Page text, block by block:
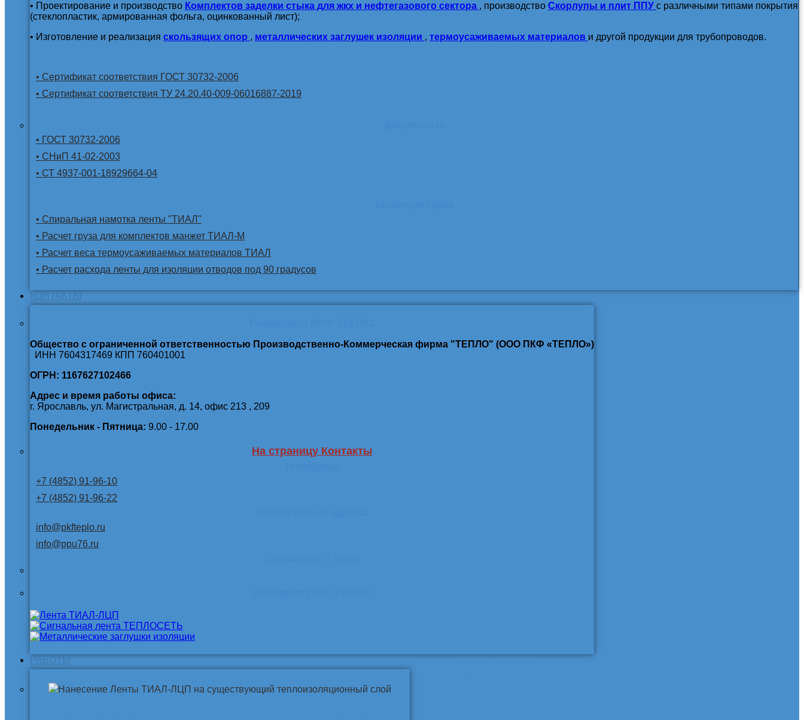
• Проектирование и производство Комплектов заделки стыка для жкх и нефтегазового сектора , производство Скорлупы и плит ППУ с различными типами покрытия
(стеклопластик, армированная фольга, оцинкованный лист);
• Изготовление и реализация скользящих опор , металлических заглушек изоляции , термоусаживаемых материалов и другой продукции для трубопроводов.
• Сертификат соответствия ГОСТ 30732-2006
• Сертификат соответствия ТУ 24.20.40-009-06016887-2019
• ГОСТ 30732-2006
• СНиП 41-02-2003
• СТ 4937-001-18929664-04
• Спиральная намотка ленты "ТИАЛ"
• Расчет груза для комплектов манжет ТИАЛ-М
• Расчет веса термоусаживаемых материалов ТИАЛ
• Расчет расхода ленты для изоляции отводов под 90 градусов
КОНТАКТЫ
Общество с ограниченной ответственностью Производственно-Коммерческая фирма "ТЕПЛО" (ООО ПКФ «ТЕПЛО»)
ИНН 7604317469 КПП 760401001
ОГРН: 1167627102466
Адрес и время работы офиса:
г. Ярославль, ул. Магистральная, д. 14, офис 213 , 209
Понедельник - Пятница: 9.00 - 17.00
На страницу Контакты
+7 (4852) 91-96-10
+7 (4852) 91-96-22
info@pkfteplo.ru
info@ppu76.ru
РАБОТЫ